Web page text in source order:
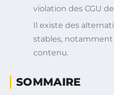
violation des CGU
Il existe des
stables,
contenu.
SOMMAIRE